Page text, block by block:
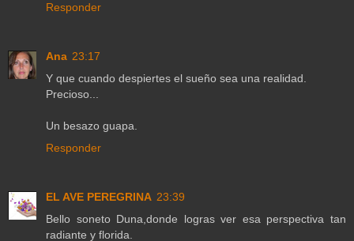
Responder
Ana 23:17
Y que cuando despiertes el sueño sea una realidad.
Precioso...
Un besazo guapa.
Responder
EL AVE PEREGRINA 23:39
Bello soneto Duna,donde logras ver esa perspectiva tan
radiante y florida.